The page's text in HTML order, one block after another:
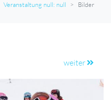
Veranstaltung null: null Bilder
weiter